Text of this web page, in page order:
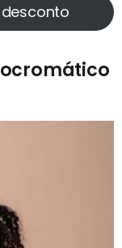
desconto